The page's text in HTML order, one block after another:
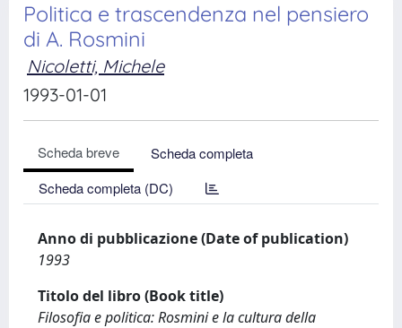
Politica e trascendenza nel pensiero
di A. Rosmini
Nicoletti, Michele
1993-01-01
Scheda breve
Scheda completa
Scheda completa (DC)
Anno di pubblicazione (Date of publication)
1993
Titolo del libro (Book title)
Filosofia e politica: Rosmini e la cultura della